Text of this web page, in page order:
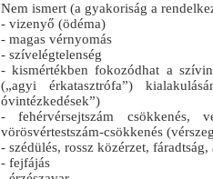
Nem ismert (a gyakoriság a
- vizenyő (ödéma)
- magas vérnyomás
- szívelégtelenség
- kismértékben fokozódhat a
(„agyi érkatasztrófa”)
óvintézkedések”)
- fehérvérsejtszám csökkenés,
vörösvértestszám‑csökkenés
- szédülés, rossz közérzet, fáradtság,
- fejfájás